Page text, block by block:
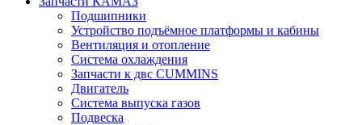
Подшипники
Устройство подъёмное платформы и кабины
Вентиляция и отопление
Система охлаждения
Запчасти к двс CUMMINS
Двигатель
Система выпуска газов
Подвеска